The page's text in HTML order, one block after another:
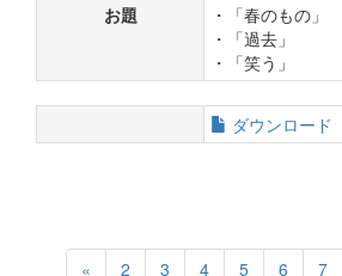
お題
・「春のもの」
・「過去」
・「笑う」
ダウンロード
« 2 3 4 5 6 7